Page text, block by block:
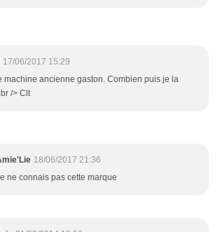
17/06/2017 15:29
machine ancienne gaston. Combien puis je la
/> Clt
18/06/2017 21:36
ne connais pas cette marque